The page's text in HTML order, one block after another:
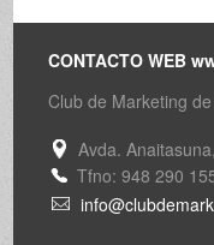
CONTACTO WEB
Club de Marketing
Avda.
Tfno: 948 290